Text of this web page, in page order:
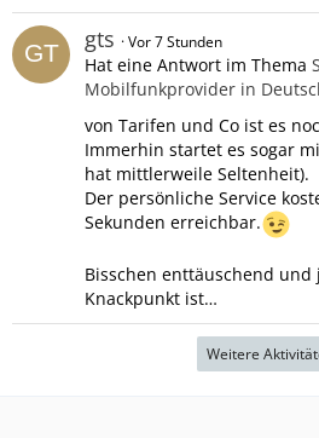
gts Vor 7 Stunden
Hat eine Antwort im Thema
Mobilfunkprovider in
von Tarifen und Co ist es
Immerhin startet es sogar
hat mittlerweile Seltenheit).
Der persönliche Service
Sekunden erreichbar.
Bisschen enttäuschend
Knackpunkt ist…
Weitere